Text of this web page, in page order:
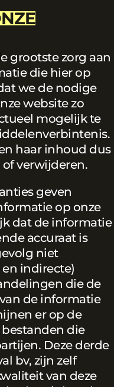
grootste zorg aan
die hier op
we de nodige
website zo
mogelijk te
haar inhoud dus
verwijderen.
geven
op onze
dat de informatie
accuraat is
niet
indirecte)
die de
de informatie
er op de
die
Deze derde
bv, zijn zelf
van deze